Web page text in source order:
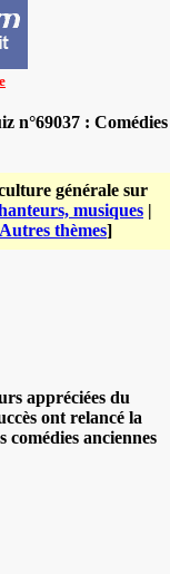
n°69037 : Comédies
générale sur
musiques |
Autres thèmes]
appréciées du
ont relancé la
comédies anciennes